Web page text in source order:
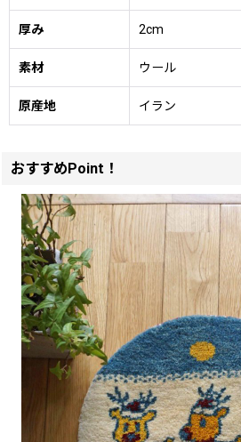
厚み 2cm
素材 ウール
原産地 イラン
おすすめPoint！